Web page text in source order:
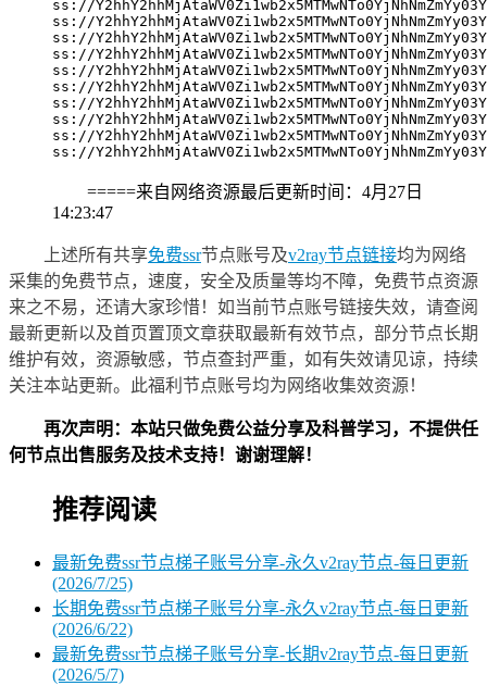
ss://
ss://
ss://
ss://
ss://
ss://
ss://
ss://
ss://
ss://
=====来自网络资源最后更新时间：4月27日
14:23:47
上述所有共享免费ssr节点账号及v2ray节点链接均为网络
采集的免费节点，速度，安全及质量等均不障，免费节点资源
来之不易，还请大家珍惜！如当前节点账号链接失效，请查阅
最新更新以及首页置顶文章获取最新有效节点，部分节点长期
维护有效，资源敏感，节点查封严重，如有失效请见谅，持续
关注本站更新。此福利节点账号均为网络收集效资源！
再次声明：本站只做免费公益分享及科普学习，不提供任
何节点出售服务及技术支持！谢谢理解！
推荐阅读
最新免费ssr节点梯子账号分享-永久v2ray节点-每日更新
(2026/7/25)
长期免费ssr节点梯子账号分享-永久v2ray节点-每日更新
(2026/6/22)
最新免费ssr节点梯子账号分享-长期v2ray节点-每日更新
(2026/5/7)